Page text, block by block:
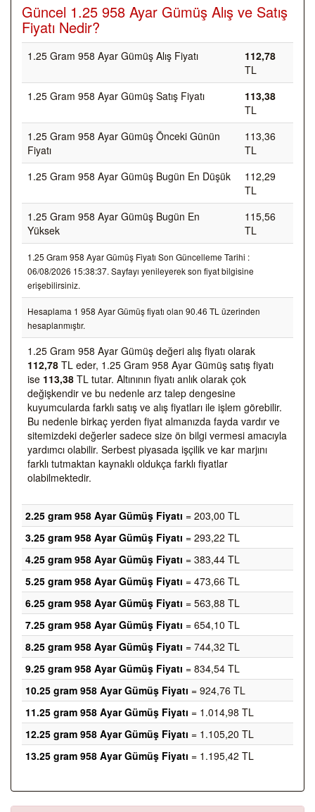
Güncel 1.25 958 Ayar Gümüş Alış ve Satış
Fiyatı Nedir?
1.25 Gram 958 Ayar Gümüş Alış Fiyatı
112,78
TL
1.25 Gram 958 Ayar Gümüş Satış Fiyatı
113,38
TL
1.25 Gram 958 Ayar Gümüş Önceki Günün
Fiyatı
113,36
TL
1.25 Gram 958 Ayar Gümüş Bugün En Düşük
112,29
TL
1.25 Gram 958 Ayar Gümüş Bugün En
Yüksek
115,56
TL
1.25 Gram 958 Ayar Gümüş Fiyatı Son Güncelleme Tarihi :
06/08/2026 15:38:37. Sayfayı yenileyerek son fiyat bilgisine
erişebilirsiniz.
Hesaplama 1 958 Ayar Gümüş fiyatı olan 90.46 TL üzerinden
hesaplanmıştır.
1.25 Gram 958 Ayar Gümüş değeri alış fiyatı olarak
112,78 TL eder, 1.25 Gram 958 Ayar Gümüş satış fiyatı
ise 113,38 TL tutar. Altınının fiyatı anlık olarak çok
değişkendir ve bu nedenle arz talep dengesine
kuyumcularda farklı satış ve alış fiyatları ile işlem görebilir.
Bu nedenle birkaç yerden fiyat almanızda fayda vardır ve
sitemizdeki değerler sadece size ön bilgi vermesi amacıyla
yardımcı olabilir. Serbest piyasada işçilik ve kar marjını
farklı tutmaktan kaynaklı oldukça farklı fiyatlar
olabilmektedir.
2.25 gram 958 Ayar Gümüş Fiyatı = 203,00 TL
3.25 gram 958 Ayar Gümüş Fiyatı = 293,22 TL
4.25 gram 958 Ayar Gümüş Fiyatı = 383,44 TL
5.25 gram 958 Ayar Gümüş Fiyatı = 473,66 TL
6.25 gram 958 Ayar Gümüş Fiyatı = 563,88 TL
7.25 gram 958 Ayar Gümüş Fiyatı = 654,10 TL
8.25 gram 958 Ayar Gümüş Fiyatı = 744,32 TL
9.25 gram 958 Ayar Gümüş Fiyatı = 834,54 TL
10.25 gram 958 Ayar Gümüş Fiyatı = 924,76 TL
11.25 gram 958 Ayar Gümüş Fiyatı = 1.014,98 TL
12.25 gram 958 Ayar Gümüş Fiyatı = 1.105,20 TL
13.25 gram 958 Ayar Gümüş Fiyatı = 1.195,42 TL